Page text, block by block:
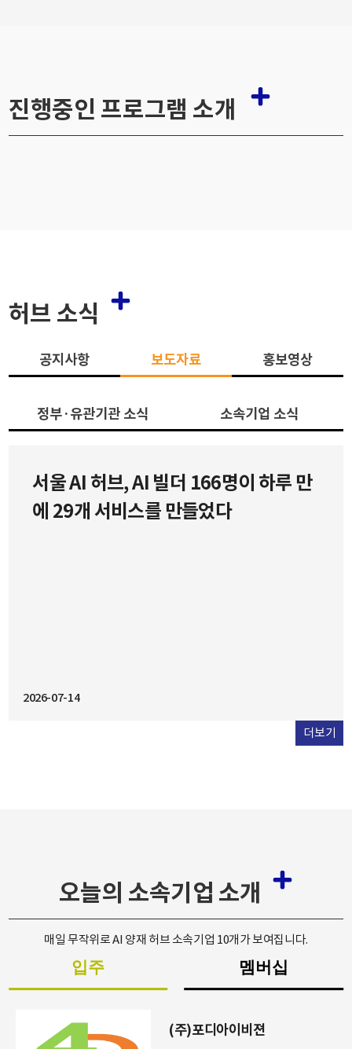
진행중인 프로그램 소개
허브 소식
[피아스페이스] 태국 PTTOR과 ‘카페
아마존’ AI 전환 실증
2026.07.22
[소식][서울 AI 허브] Cursor
Hackathon Seoul vol.3 성황리 종
성 도구, 금융, 리테일, 공공서비스는 물론, 서울시...
2026.07.21
더보기
서울 AI 허브, AI 빌더 166명이 하루 만
에 29개 서비스를 만들었다
2026-07-14
오늘의 소속기업 소개
매일 무작위로 AI 양재 허브 소속기업 10개가 보여집니다.
입주 멤버십
(주)포디아이비젼